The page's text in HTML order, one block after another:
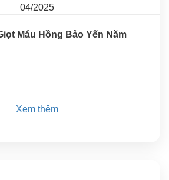
04/2025
Máu Hồng Bảo Yến Năm
Xem thêm